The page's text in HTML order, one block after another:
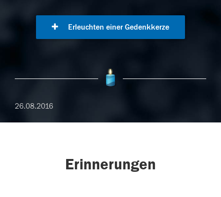
Erleuchten einer Gedenkkerze
26.08.2016
Erinnerungen